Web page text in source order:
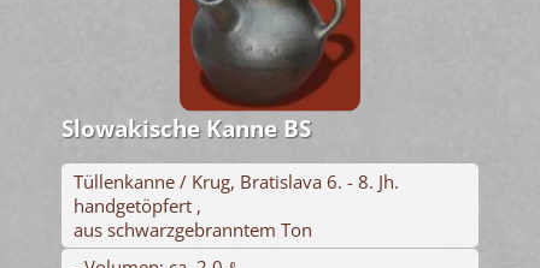
Slowakische Kanne BS
Tüllenkanne / Krug, Bratislava 6. - 8. Jh.
handgetöpfert ,
aus schwarzgebranntem Ton